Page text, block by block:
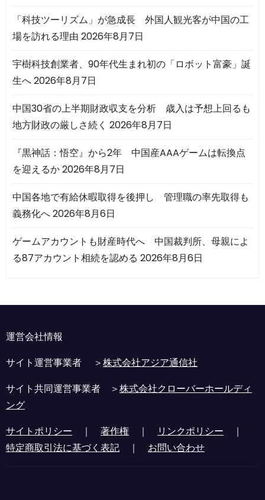
「科技ツーリズム」が急成長 外国人観光客が中国の工
場を訪れる理由 2026年8月7日
宇樹科技創業者、90年代生まれ初の「ロボット富豪」誕
生へ2026年8月7日
中国30省の上半期財政収支を分析 歳入は予想上回るも
地方財政の厳しさ続く 2026年8月7日
『黒神話：悟空』から2年 中国産AAAゲームは転換点
を迎えるか2026年8月7日
中国各地で有給休暇取得を後押し 管理職の率先取得も
義務化へ2026年8月6日
ゲームアカウントも財産時代へ 中国裁判所、母親によ
る87アカウント相続を認める 2026年8月6日
運営会社情報
サイト運営事業者 ＞株式会社アジア通信社
サイト共同運営事業者 ＞株式会社クローバーホールディ
ング
サイトポリシー ｜ 著作権 ｜ リンクポリシー ｜
特定商取引法に基づく表記 ｜ お問い合わせ